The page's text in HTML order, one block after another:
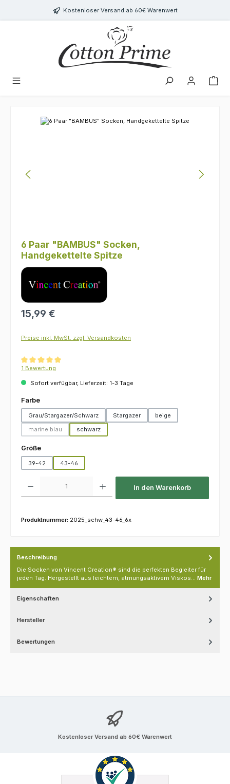
Zum Hauptinhalt springenKostenloser Versand ab 60€ Warenwert
Bildergalerie überspringen
6 Paar "BAMBUS" Socken,
Handgekettelte Spitze
Regulärer Preis:
15,99 €
Preise inkl. MwSt. zzgl. Versandkosten
Durchschnittliche Bewertung von 5 von 5 Sternen
1 Bewertung
Sofort verfügbar, Lieferzeit: 1-3 Tage
Farbeauswählen
Grau/Stargazer/Schwarz Stargazer
beige
marine blau
schwarz
Größeauswählen
39-42 43-46
In den Warenkorb
Produktnummer: 2025_schw_43-46_6x
Beschreibung
Die Socken von Vincent Creation® sind die perfekten Begleiter für
jeden Tag. Hergestellt aus leichtem, atmungsaktivem Viskos… Mehr
Eigenschaften
Hersteller
Bewertungen
Kostenloser Versand ab 60€ Warenwert